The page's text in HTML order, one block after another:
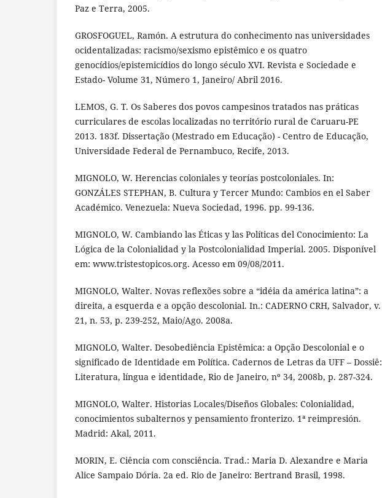
Paz e Terra, 2005.
GROSFOGUEL, Ramón. A estrutura do conhecimento nas universidades
ocidentalizadas: racismo/sexismo epistêmico e os quatro
genocídios/epistemicídios do longo século XVI. Revista e Sociedade e
Estado- Volume 31, Número 1, Janeiro/ Abril 2016.
LEMOS, G. T. Os Saberes dos povos campesinos tratados nas práticas
curriculares de escolas localizadas no território rural de Caruaru-PE
2013. 183f. Dissertação (Mestrado em Educação) - Centro de Educação,
Universidade Federal de Pernambuco, Recife, 2013.
MIGNOLO, W. Herencias coloniales y teorías postcoloniales. In:
GONZÁLES STEPHAN, B. Cultura y Tercer Mundo: Cambios en el Saber
Académico. Venezuela: Nueva Sociedad, 1996. pp. 99-136.
MIGNOLO, W. Cambiando las Éticas y las Políticas del Conocimiento: La
Lógica de la Colonialidad y la Postcolonialidad Imperial. 2005. Disponível
em: www.tristestopicos.org. Acesso em 09/08/2011.
MIGNOLO, Walter. Novas reflexões sobre a “idéia da américa latina”: a
direita, a esquerda e a opção descolonial. In.: CADERNO CRH, Salvador, v.
21, n. 53, p. 239-252, Maio/Ago. 2008a.
MIGNOLO, Walter. Desobediência Epistêmica: a Opção Descolonial e o
significado de Identidade em Política. Cadernos de Letras da UFF – Dossiê:
Literatura, língua e identidade, Rio de Janeiro, nº 34, 2008b, p. 287-324.
MIGNOLO, Walter. Historias Locales/Diseños Globales: Colonialidad,
conocimientos subalternos y pensamiento fronterizo. 1ª reimpresión.
Madrid: Akal, 2011.
MORIN, E. Ciência com consciência. Trad.: Maria D. Alexandre e Maria
Alice Sampaio Dória. 2a ed. Rio de Janeiro: Bertrand Brasil, 1998.